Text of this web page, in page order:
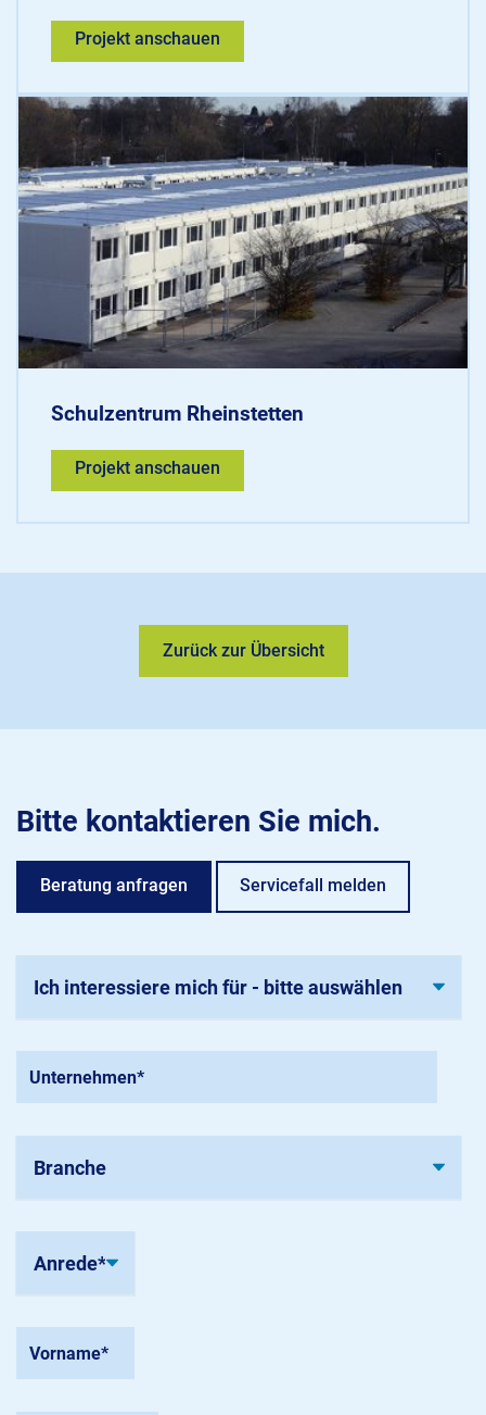
Projekt anschauen
Schulzentrum Rheinstetten
Projekt anschauen
Zurück zur Übersicht
Bitte kontaktieren Sie mich.
Beratung anfragen Servicefall melden